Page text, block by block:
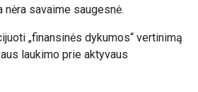
savaime saugesnė.
„finansinės dykumos“ vertinimą
laukimo prie aktyvaus